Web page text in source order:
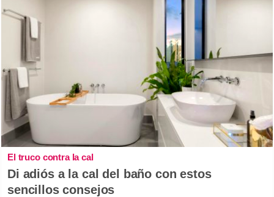
El truco contra la cal
Di adiós a la cal del baño con estos
sencillos consejos